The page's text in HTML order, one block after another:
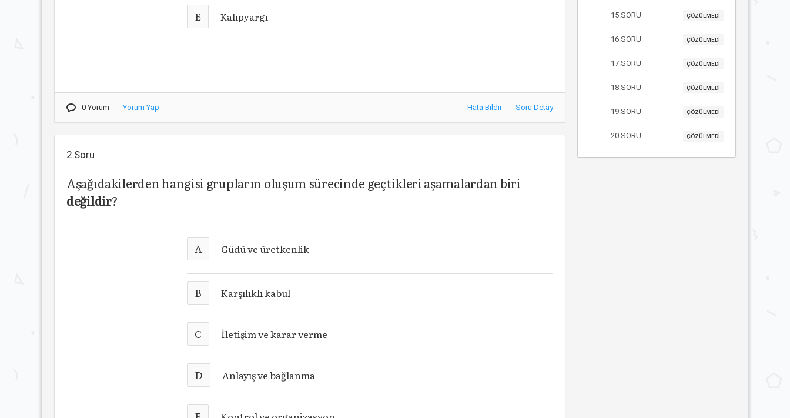
E Kalıpyargı
0 Yorum Yorum Yap Hata Bildir Soru Detay
2.Soru
Aşağıdakilerden hangisi grupların oluşum sürecinde geçtikleri aşamalardan biri
değildir?
A Güdü ve üretkenlik
B Karşılıklı kabul
C İletişim ve karar verme
D Anlayış ve bağlanma
15.SORU ÇÖZÜLMEDİ
16.SORU ÇÖZÜLMEDİ
17.SORU ÇÖZÜLMEDİ
18.SORU ÇÖZÜLMEDİ
19.SORU ÇÖZÜLMEDİ
20.SORU ÇÖZÜLMEDİ